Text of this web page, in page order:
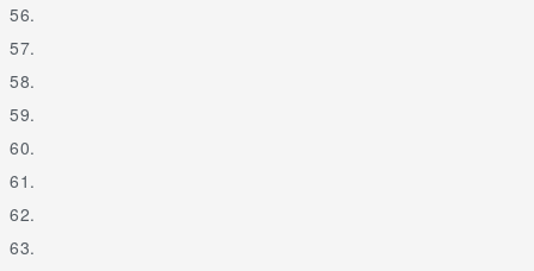
56.
57.
58.
59.
60.
61.
62.
63.